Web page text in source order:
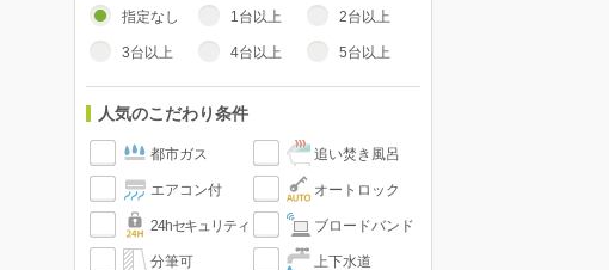
指定なし 1台以上 2台以上
3台以上 4台以上 5台以上
人気のこだわり条件
都市ガス 追い焚き風呂
エアコン付 オートロック
24hセキュリティ ブロードバンド
分筆可 上下水道